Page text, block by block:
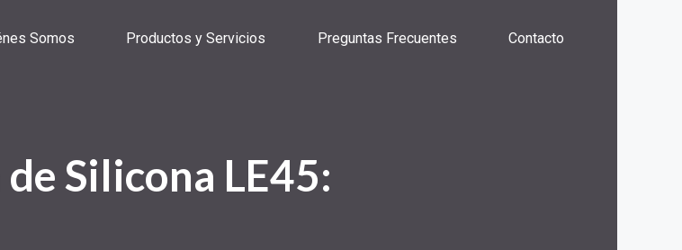
Somos Productos y Servicios Preguntas Frecuentes Contacto
Silicona LE45: